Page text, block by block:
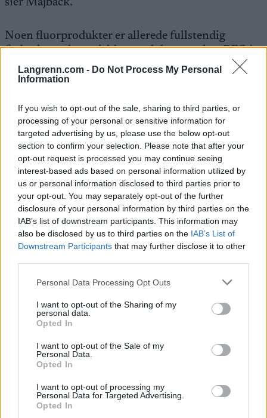
Langrenn.com - Do Not Process My Personal
Information
If you wish to opt-out of the sale, sharing to third parties, or
processing of your personal or sensitive information for
targeted advertising by us, please use the below opt-out
section to confirm your selection. Please note that after your
opt-out request is processed you may continue seeing
interest-based ads based on personal information utilized by
us or personal information disclosed to third parties prior to
your opt-out. You may separately opt-out of the further
disclosure of your personal information by third parties on the
IAB’s list of downstream participants. This information may
also be disclosed by us to third parties on the IAB’s List of
Downstream Participants that may further disclose it to other
Please note that this website/app uses one or more Google
not limited to your visit or usage behaviour. You may click to
grant or deny consent to Google and its third-party tags to
use your data for below specified purposes in below Google
consent section.
Personal Data Processing Opt Outs
I want to opt-out of the Sharing of my
personal data.
Opted In
I want to opt-out of the Sale of my
Personal Data.
Opted In
I want to opt-out of processing my
Personal Data for Targeted Advertising.
Opted In
sier Majbäck.
Noen fluorprodukter er allerede fullstendig
forbudt, og dette gjelder produkter med en PFOA-
verdi (perfluoroktansyre) over 25 ppb (parts per
billion).
— Dette gjelder både C6- og C8-kjeder, og det er
grenseverdien som gjelder uavhengig av
kjedelengde, sier Majbäck og fortsetter:
— Våre helt fluorfrie produkter er allerede på
markedet, og det er veldig gode treningsprodukter.
Disse er tilgjengelige i både fast og flytende form.
For de som bruker det flytende produktet er det
nødvendig å kontinuerlig (før hver tredje til femte
økt) varme opp ny glider i skien. Dette gjør at du
får en mye bedre funksjon, og at skia ikke tørker
Hva er de største forskjellene mellom fluor og
fluorfrie produkter?
forurensing i snøen lenger unna, og slik glir sålen
bedre. Jeg har lyttet til mange smøreteam og også
mellom å kjøre de beste tillatte fluorproduktene og
de beste fluorfrie produktene i snitt vil utgjøre